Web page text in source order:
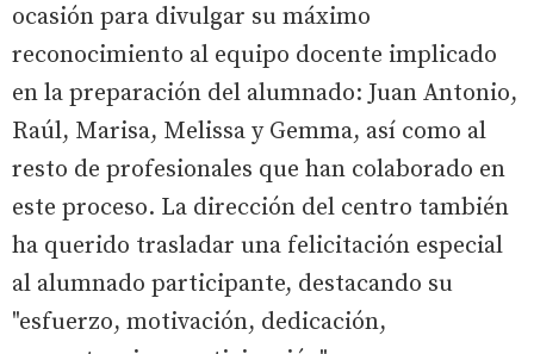
ocasión para divulgar su máximo
reconocimiento al equipo docente implicado
en la preparación del alumnado: Juan Antonio,
Raúl, Marisa, Melissa y Gemma, así como al
resto de profesionales que han colaborado en
este proceso. La dirección del centro también
ha querido trasladar una felicitación especial
al alumnado participante, destacando su
"esfuerzo, motivación, dedicación,